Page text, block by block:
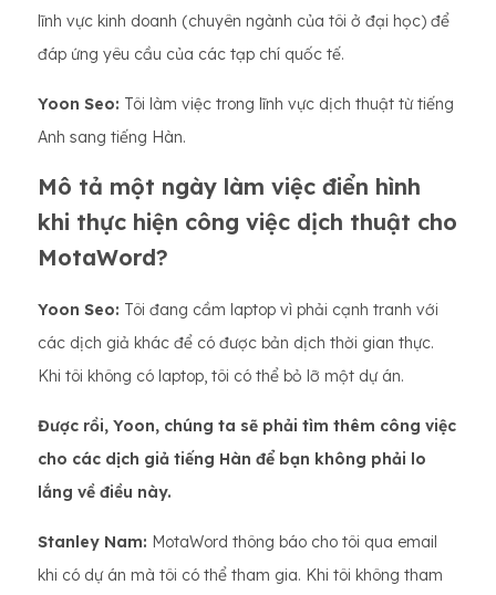
lĩnh vực kinh doanh (chuyên ngành của tôi ở đại học) để
đáp ứng yêu cầu của các tạp chí quốc tế.
Yoon Seo: Tôi làm việc trong lĩnh vực dịch thuật từ tiếng
Anh sang tiếng Hàn.
Mô tả một ngày làm việc điển hình
khi thực hiện công việc dịch thuật cho
MotaWord?
Yoon Seo: Tôi đang cầm laptop vì phải cạnh tranh với
các dịch giả khác để có được bản dịch thời gian thực.
Khi tôi không có laptop, tôi có thể bỏ lỡ một dự án.
Được rồi, Yoon, chúng ta sẽ phải tìm thêm công việc
cho các dịch giả tiếng Hàn để bạn không phải lo
lắng về điều này.
Stanley Nam: MotaWord thông báo cho tôi qua email
khi có dự án mà tôi có thể tham gia. Khi tôi không tham